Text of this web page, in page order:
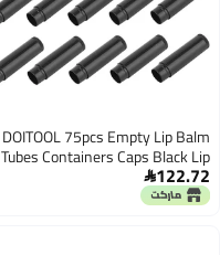
DOITOOL 75pcs Empty Lip Balm
Tubes Containers Caps Black Lip
Gloss Storage for Cosmetics Safe
and Convenient Packaging for
122.72